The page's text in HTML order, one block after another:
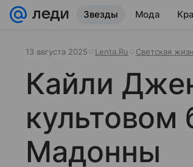
Звезды Мода
13 августа 2025 Lenta.Ru Светская
Кайли
культовом
Мадонны